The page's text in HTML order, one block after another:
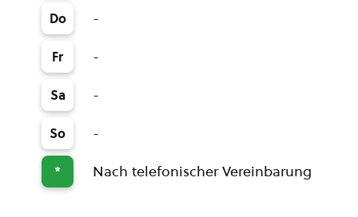
Do -
Fr -
Sa -
So -
* Nach telefonischer Vereinbarung